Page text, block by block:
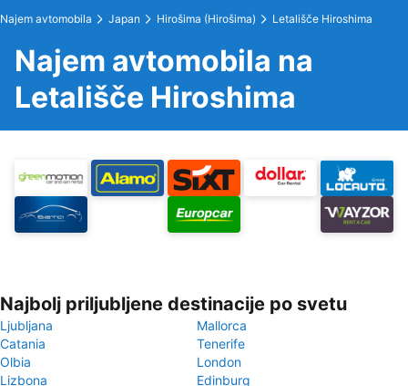
Najem avtomobila Japan Hirošima (Hirošima) Letališče Hiroshima
Najem avtomobila na
Letališče Hiroshima
Najbolj priljubljene destinacije po svetu
Ljubljana
Mallorca
Catania
Tenerife
Olbia
London
Lizbona
Edinburg